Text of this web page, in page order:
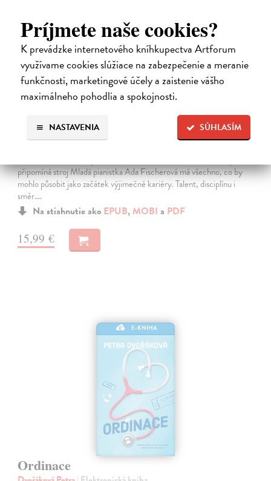
Príjmete naše cookies?
K prevádzke internetového kníhkupectva Artforum
využívame cookies slúžiace na zabezpečenie a meranie
funkčnosti, marketingové účely a zaistenie vášho
maximálneho pohodlia a spokojnosti.
SÚHLASÍM
NASTAVENIA
Systémy něhy
připomíná stroj Mladá pianistka Ada Fischerová má všechno, co by
mohlo působit jako začátek výjimečné kariéry. Talent, disciplínu i
směr.…
Na stiahnutie ako EPUB, MOBI a PDF
15,99 €
E-KNIHA
Ordinace